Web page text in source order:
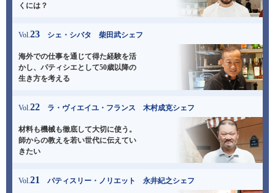
くには？
Vol.23 シェ・シバタ 柴田武シェフ
海外での仕事を通じて得た経験を活
かし、 パティシエとして50歳以降の
生き方を考える
Vol.22 ラ・ヴィエイユ・フランス 木村成克シェフ
材料も機械も徹底して大切に使う。
師からの教えを若い世代に伝えてい
きたい
Vol.21 パティスリー・ノリエット 永井紀之シェフ